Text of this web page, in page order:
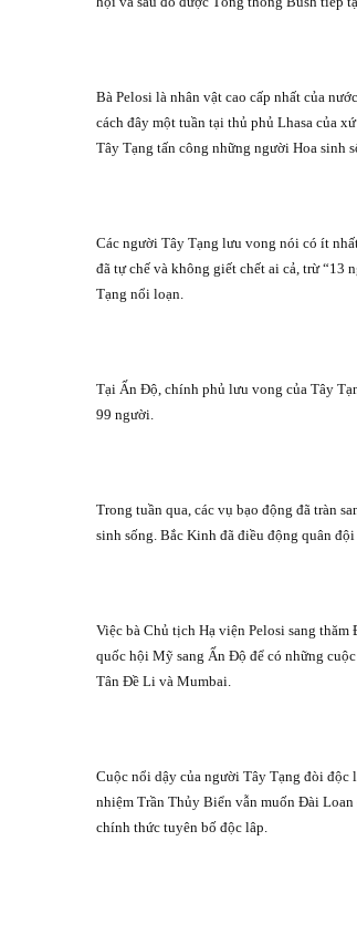
Bà Pelosi là nhân vật cao cấp nhất của
cách đây một tuần tại thủ phủ Lhasa của
Tây Tạng tấn công những người Hoa sinh
Các người Tây Tạng lưu vong nói có ít
đã tự chế và không giết chết ai cả, trừ
Tạng nổi loạn.
Tại Ấn Độ, chính phủ lưu vong của Tây
99 người.
Trong tuần qua, các vụ bạo động đã tràn
sinh sống. Bắc Kinh đã điều động quân
Việc bà Chủ tịch Hạ viện Pelosi sang
quốc hội Mỹ sang Ấn Độ để có những
Tân Đề Li và Mumbai.
Cuộc nổi dậy của người Tây Tạng đòi độc
nhiệm Trần Thủy Biển vẫn muốn Đài
chính thức tuyên bố độc lâp.